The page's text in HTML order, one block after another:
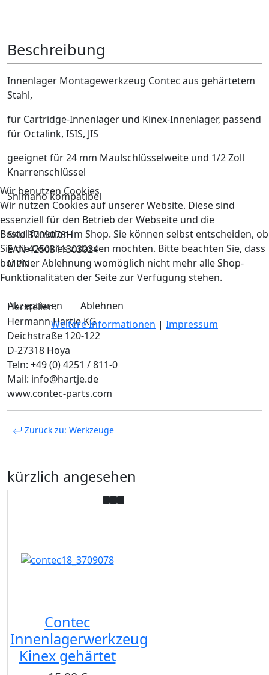
Beschreibung
Innenlager Montagewerkzeug Contec aus gehärtetem
Stahl,
für Cartridge-Innenlager und Kinex-Innenlager, passend
für Octalink, ISIS, JIS
geeignet für 24 mm Maulschlüsselweite und 1/2 Zoll
Knarrenschlüssel
Shimano kompatibel
SKU 3709078H
EAN 4250311303024
MPN
Hersteller :
Hermann Hartje KG
Deichstraße 120-122
D-27318 Hoya
Teln: +49 (0) 4251 / 811-0
Mail: info@hartje.de
www.contec-parts.com
Zurück zu: Werkzeuge
kürzlich angesehen
Contec
Innenlagerwerkzeug
Kinex gehärtet
Wir benutzen Cookies
Wir nutzen Cookies auf unserer Website. Diese sind
essenziell für den Betrieb der Webseite und die
Bestellfunktion im Shop. Sie können selbst entscheiden, ob
Sie die Cookies zulassen möchten. Bitte beachten Sie, dass
bei einer Ablehnung womöglich nicht mehr alle Shop-
Funktionalitäten der Seite zur Verfügung stehen.
Akzeptieren
Ablehnen
Weitere Informationen | Impressum